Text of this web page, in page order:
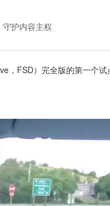
护内容主权
，FSD）完全版的第一个